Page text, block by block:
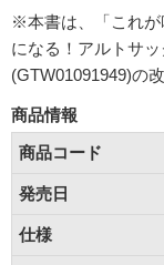
※本書は、「これが
になる！アルトサ
(GTW01091949)の
商品情報
商品コード
発売日
仕様